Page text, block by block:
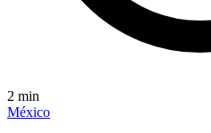
2 min
México